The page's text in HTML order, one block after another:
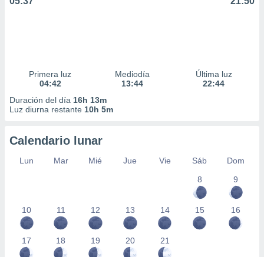
Primera luz
04:42
Mediodía
13:44
Última luz
22:44
Duración del día 16h 13m
Luz diurna restante 10h 5m
Calendario lunar
Lun Mar Mié Jue Vie Sáb
Dom
8
9
10 11 12 13 14 15 16
17 18 19 20 21